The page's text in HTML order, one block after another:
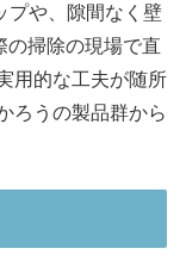
プや、隙間なく壁
の掃除の現場で直
用的な工夫が随所
ろうの製品群から